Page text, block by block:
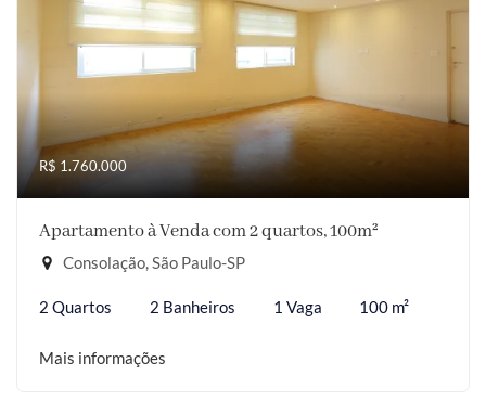
R$ 1.760.000
Apartamento à Venda com 2 quartos, 100m²
Consolação, São Paulo-SP
2 Quartos 2 Banheiros 1 Vaga 100 m²
Mais informações